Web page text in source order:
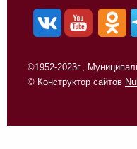
©1952-2023г.,
© Конструктор сайтов